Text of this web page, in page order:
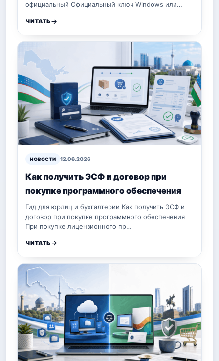
официальный Официальный ключ Windows или…
ЧИТАТЬ
НОВОСТИ 12.06.2026
Как получить ЭСФ и договор при
покупке программного обеспечения
Гид для юрлиц и бухгалтерии Как получить ЭСФ и
договор при покупке программного обеспечения
При покупке лицензионного пр…
ЧИТАТЬ